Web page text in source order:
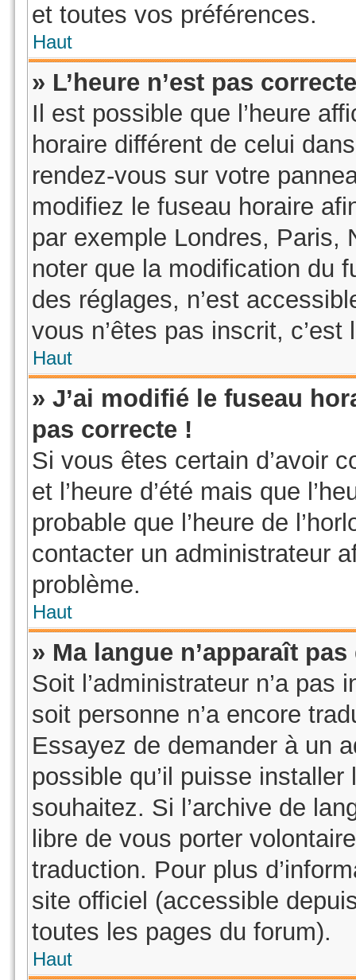
et toutes vos préférences.
Haut
» L’heure n’est pas
Il est possible que l’heure
horaire différent de celui
rendez-vous sur votre
modifiez le fuseau horaire
par exemple Londres, Paris,
noter que la modification du
des réglages, n’est
vous n’êtes pas inscrit,
Haut
» J’ai modifié le fuseau
pas correcte !
Si vous êtes certain d’avoir
et l’heure d’été mais que
probable que l’heure de
contacter un administrateur
problème.
Haut
» Ma langue n’apparaît
Soit l’administrateur n’a
soit personne n’a encore
Essayez de demander à un
possible qu’il puisse
souhaitez. Si l’archive de
libre de vous porter
traduction. Pour plus
site officiel (accessible
toutes les pages du forum).
Haut